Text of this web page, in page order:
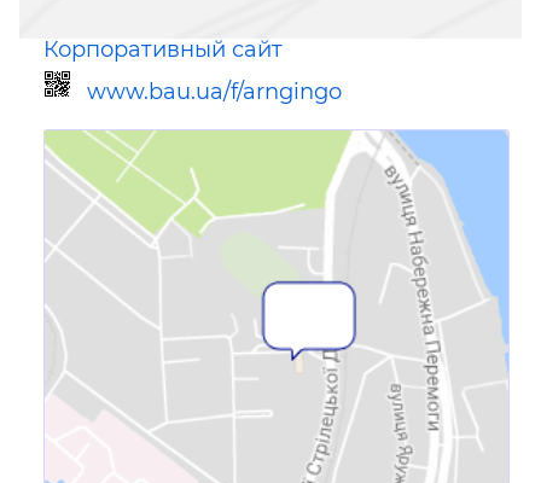
Корпоративный сайт
www.bau.ua/f/arngingo
Ссылка для мобильных устройств